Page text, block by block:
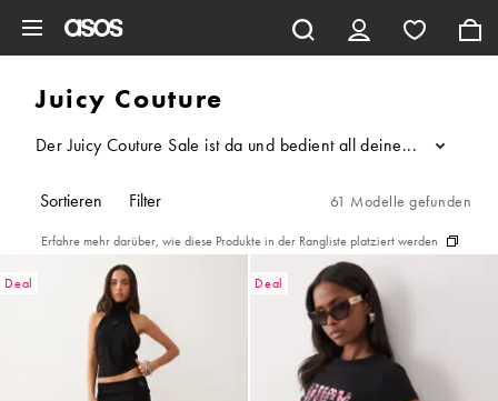
Juicy Couture
Der Juicy Couture Sale ist da und bedient all deine Retro-
...
Sortieren Filter 61 Modelle gefunden
Erfahre mehr darüber, wie diese Produkte in der Rangliste platziert werden
Deal Deal